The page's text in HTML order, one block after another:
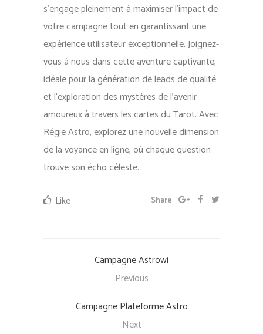
s’engage pleinement à maximiser l’impact de
votre campagne tout en garantissant une
expérience utilisateur exceptionnelle. Joignez-
vous à nous dans cette aventure captivante,
idéale pour la génération de leads de qualité
et l’exploration des mystères de l’avenir
amoureux à travers les cartes du Tarot. Avec
Régie Astro, explorez une nouvelle dimension
de la voyance en ligne, où chaque question
trouve son écho céleste.
Share
Like
Campagne Astrowi
Previous
Campagne Plateforme Astro
Next